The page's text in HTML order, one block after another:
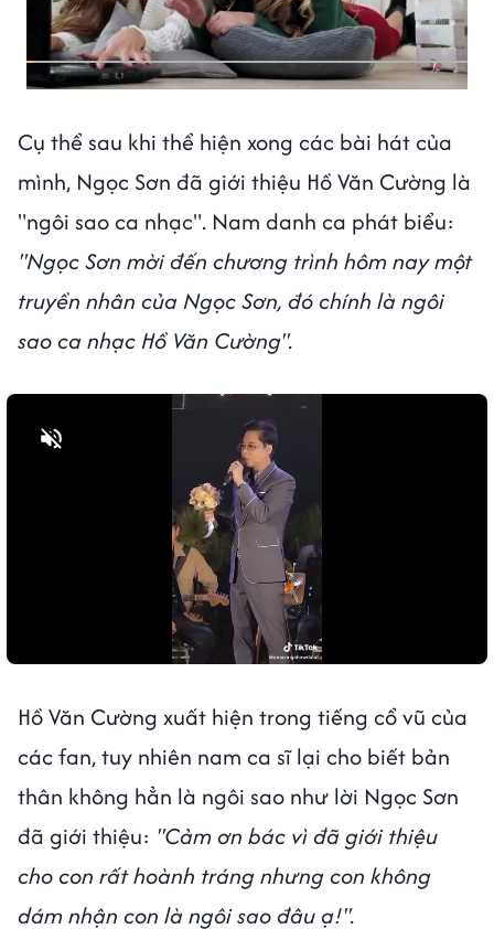
Cụ thể sau khi thể hiện xong các bài hát của
mình, Ngọc Sơn đã giới thiệu Hồ Văn Cường là
"ngôi sao ca nhạc". Nam danh ca phát biểu:
"Ngọc Sơn mời đến chương trình hôm nay một
truyền nhân của Ngọc Sơn, đó chính là ngôi
sao ca nhạc Hồ Văn Cường".
Hồ Văn Cường xuất hiện trong tiếng cổ vũ của
các fan, tuy nhiên nam ca sĩ lại cho biết bản
thân không hẳn là ngôi sao như lời Ngọc Sơn
đã giới thiệu: "Cảm ơn bác vì đã giới thiệu
cho con rất hoành tráng nhưng con không
dám nhận con là ngôi sao đâu ạ!".